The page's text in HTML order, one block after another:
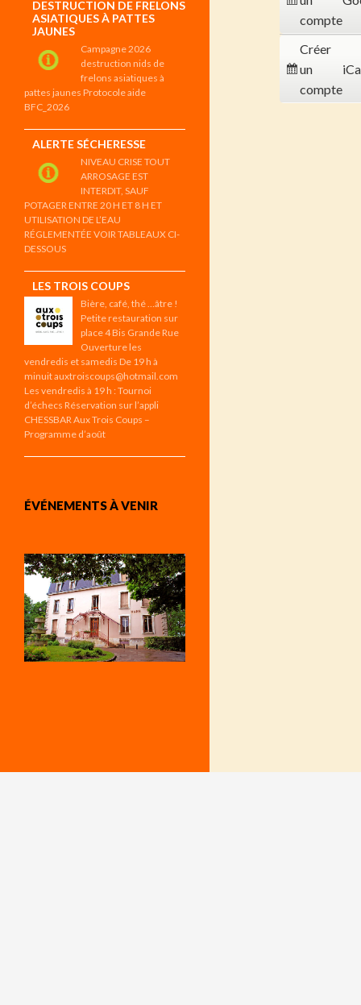
compte
Créer
un
compte
DESTRUCTION DE FRELONS
ASIATIQUES À PATTES
JAUNES
Campagne 2026
destruction nids de
frelons asiatiques à
pattes jaunes Protocole aide
BFC_2026
ALERTE SÉCHERESSE
NIVEAU CRISE TOUT
ARROSAGE EST
INTERDIT, SAUF
POTAGER ENTRE 20 H ET 8 H ET
UTILISATION DE L’EAU
RÉGLEMENTÉE VOIR TABLEAUX CI-
DESSOUS
LES TROIS COUPS
Bière, café, thé …âtre !
Petite restauration sur
place 4 Bis Grande Rue
Ouverture les
vendredis et samedis De 19 h à
minuit auxtroiscoups@hotmail.com
Les vendredis à 19 h : Tournoi
d’échecs Réservation sur l’appli
CHESSBAR Aux Trois Coups –
Programme d’août
ÉVÉNEMENTS À VENIR